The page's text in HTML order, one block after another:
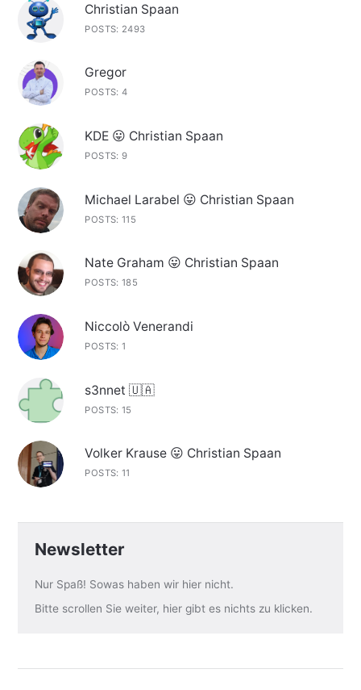
Christian Spaan
POSTS: 2493
Gregor
POSTS: 4
KDE 😛 Christian Spaan
POSTS: 9
Michael Larabel 😛 Christian Spaan
POSTS: 115
Nate Graham 😛 Christian Spaan
POSTS: 185
Niccolò Venerandi
POSTS: 1
s3nnet 🇺🇦
POSTS: 15
Volker Krause 😛 Christian Spaan
POSTS: 11
Newsletter
Nur Spaß! Sowas haben wir hier nicht.
Bitte scrollen Sie weiter, hier gibt es nichts zu klicken.